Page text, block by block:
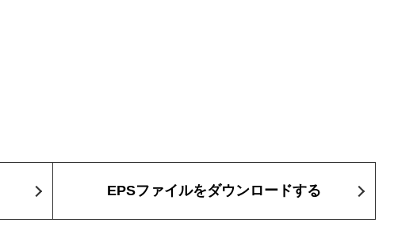
EPSファイルをダウンロードする